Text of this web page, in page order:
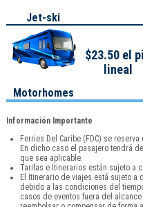
Jet-ski
Motorhomes
$23.50 el
lineal
Información Importante
Ferries Del Caribe (FDC) se
En dicho caso el pasajero tendrá
que sea aplicable.
Tarifas e Itinerarios están sujeto a
El Itinerario de viajes está sujeto a
debido a las condiciones del
casos de eventos fuera del